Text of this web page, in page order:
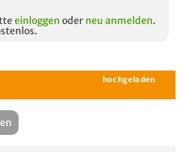
einloggen oder neu anmelden.